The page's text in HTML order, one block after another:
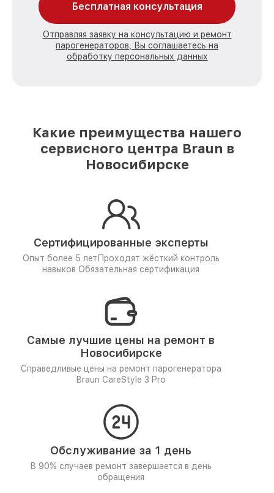
Бесплатная консультация
Отправляя заявку на консультацию и ремонт
парогенераторов, Вы соглашаетесь на
обработку персональных данных
Какие преимущества нашего
сервисного центра Braun в
Новосибирске
Сертифицированные эксперты
Опыт более 5 лет Проходят жёсткий контроль
навыков Обязательная сертификация
Самые лучшие цены на ремонт в
Новосибирске
Справедливые цены на ремонт парогенератора
Braun CareStyle 3 Pro
Обслуживание за 1 день
В 90% случаев ремонт завершается в день
обращения